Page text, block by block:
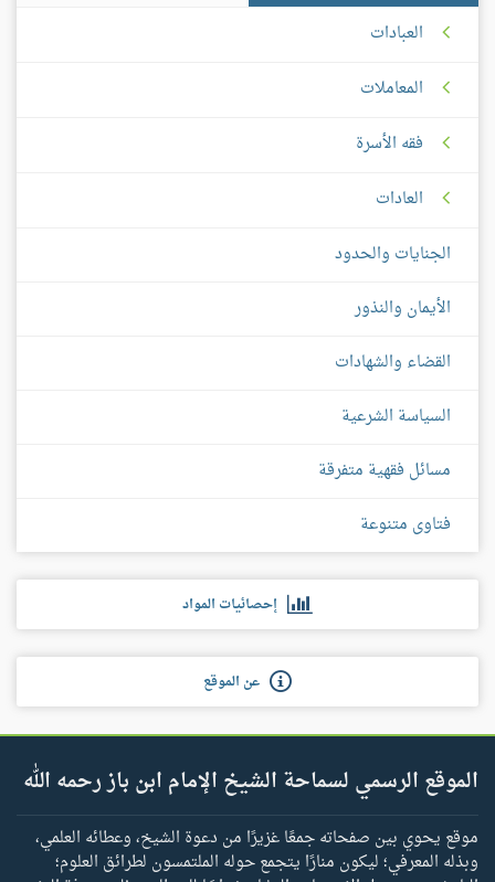
العبادات
المعاملات
فقه الأسرة
العادات
الجنايات والحدود
الأيمان والنذور
القضاء والشهادات
السياسة الشرعية
مسائل فقهية متفرقة
فتاوى متنوعة
إحصائيات المواد
عن الموقع
الموقع الرسمي لسماحة الشيخ الإمام ابن باز رحمه الله
موقع يحوي بين صفحاته جمعًا غزيرًا من دعوة الشيخ، وعطائه العلمي،
وبذله المعرفي؛ ليكون منارًا يتجمع حوله الملتمسون لطرائق العلوم؛